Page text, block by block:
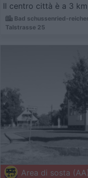
Il centro città è a 3
Bad schussenried-
Talstrasse 25
Area di sosta (AA)